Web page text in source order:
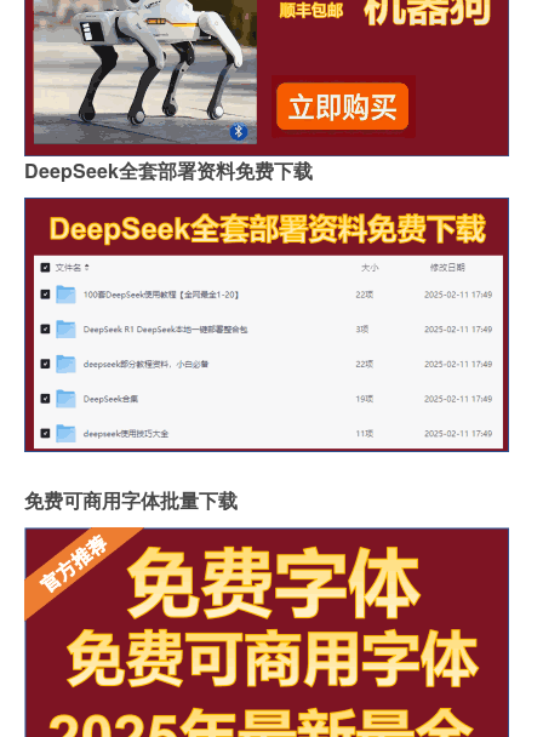
DeepSeek全套部署资料免费下载
免费可商用字体批量下载